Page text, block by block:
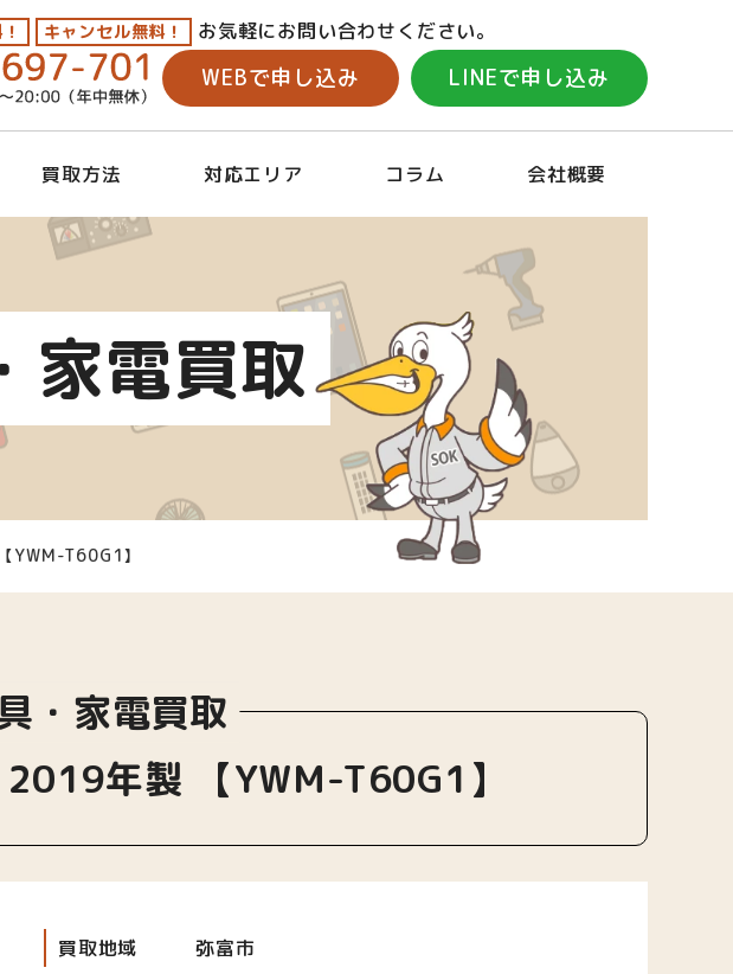
キャンセル無料！ お気軽にお問い合わせください。
WEBで申し込み LINEで申し込み
買取方法 対応エリア コラム 会社概要
家電買取
YWM-T60G1】
・家電買取
年製 【YWM-T60G1】
買取地域 弥富市